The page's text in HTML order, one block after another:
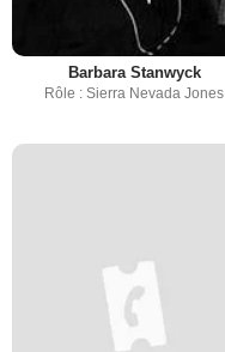
Barbara Stanwyck
Rôle : Sierra Nevada Jones